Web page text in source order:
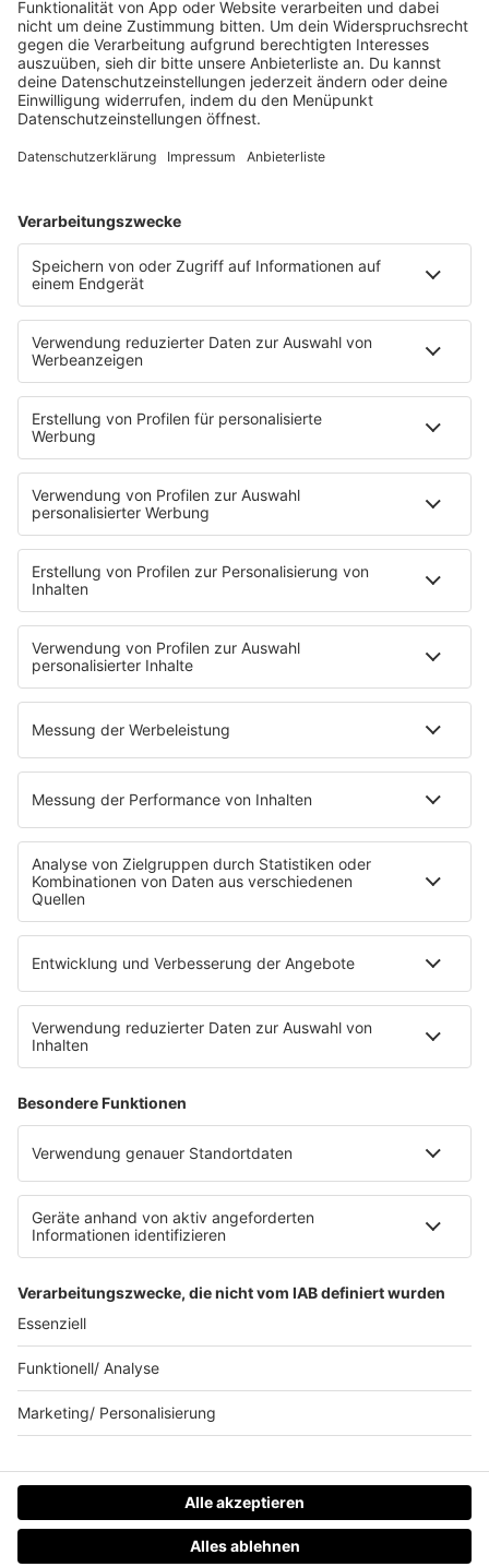
barba radio
Lagerfeuer
Füße hoch
Schmusekatze
Song Contest
Mädelsabend
Ich hasse Sport
Sonntag Morgen
Strandbar
Putzfimmel
Deutschpop
Deutsche Liebeslieder
PODCASTS
Mit den Waffeln einer Frau
Frühstück bei Barbara
Brave & One
NotAufnahme
"Bewerbung und Karriere"
Aber bitte mit Schlager
Erdbeerkäse
Fitness mit M.A.R.K
Glück in Worten
Todesursache
Niemand muss ein Promi sein
PROGRAMM
Mit den Waffeln einer Frau
SERVICE
Empfang
barba radio App
Impressum
Datenschutz Facebook & Instagram
Datenschutzeinstellungen
Clubbedingungen
Werbung schalten
Waffel-Werbepartner
80s80s.de
90s90s.de
Schlagerplanetradio.com
1deutsch.de
WEIHNACHTSMUSIK.FM
© barba radio. Ein Baby von Barbara Schöneberger und
REGIOCAST.